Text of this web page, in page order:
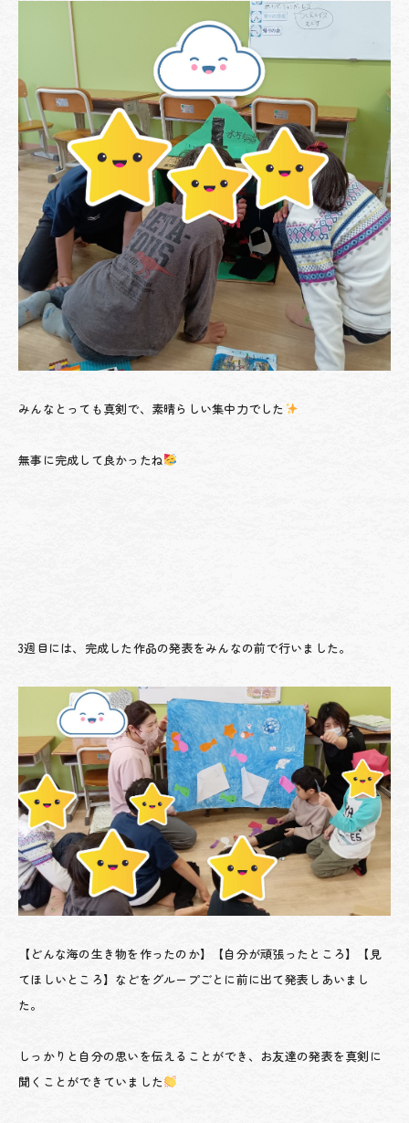
みんなとっても真剣で、素晴らしい集中力でした
無事に完成して良かったね
3週目には、完成した作品の発表をみんなの前で行いました。
【どんな海の生き物を作ったのか】【自分が頑張ったところ】【見
てほしいところ】などをグループごとに前に出て発表しあいまし
た。
しっかりと自分の思いを伝えることができ、お友達の発表を真剣に
聞くことができていました